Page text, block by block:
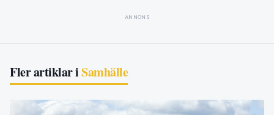
ANNONS
Fler artiklar iSamhälle